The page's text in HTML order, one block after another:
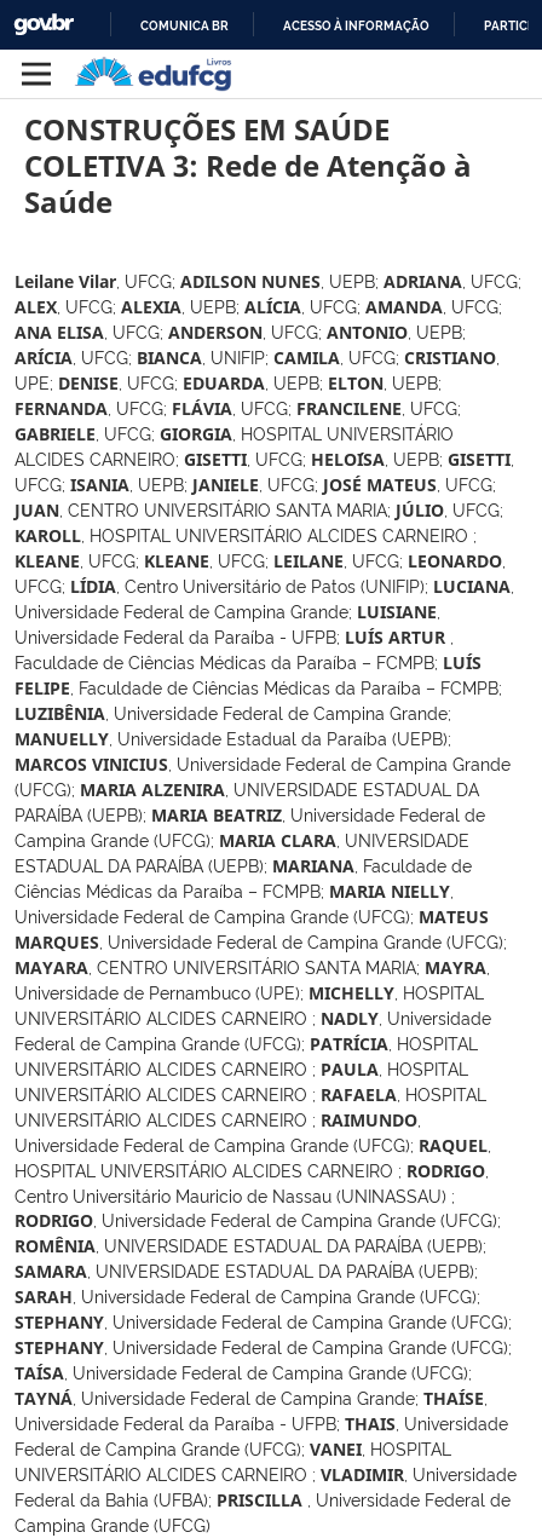
O
COMUNICA BR ACESSO À INFORMAÇÃO
CONSTRUÇÕES EM SAÚDE
COLETIVA 3: Rede de Atenção à
Saúde
Leilane Vilar, UFCG; ADILSON NUNES UEPB; ADRIANA, UFCG;
ALEX, UFCG; ALEXIA, UEPB; ALÍCIA, UFCG; AMANDA, UFCG;
ANA ELISA, UFCG; ANDERSON, UFCG; ANTONIO, UEPB;
ARÍCIA, UFCG; BIANCA, UNIFIP; CAMILA, UFCG; CRISTIANO,
UPE; DENISE UFCG; EDUARDA, UEPB; ELTON, UEPB;
FERNANDA, UFCG; FLÁVIA, UFCG; FRANCILENE UFCG;
GABRIELE UFCG; GIORGIA, HOSPITAL UNIVERSITÁRIO
ALCIDES CARNEIRO; GISETTI, UFCG; HELO´ISA, UEPB; GISETTI,
UFCG; ISANIA, UEPB; JANIELE UFCG; JOSÉ MATEUS UFCG;
JUAN, CENTRO UNIVERSITÁRIO SANTA MARIA; JÚLIO, UFCG;
KAROLL, HOSPITAL UNIVERSITÁRIO ALCIDES CARNEIRO ;
KLEANE UFCG; KLEANE UFCG; LEILANE UFCG; LEONARDO,
UFCG; LÍDIA, Centro Universitário de Patos (UNIFIP); LUCIANA,
Universidade Federal de Campina Grande; LUISIANE
Universidade Federal da Paraíba - UFPB; LUÍS ARTUR
Faculdade de Ciências Médicas da Paraíba – FCMPB; LUÍS
FELIPE Faculdade de Ciências Médicas da Paraíba – FCMPB;
LUZIBÊNIA, Universidade Federal de Campina Grande;
MANUELLY, Universidade Estadual da Paraíba (UEPB);
MARCOS VINICIUS Universidade Federal de Campina Grande
(UFCG); MARIA ALZENIRA, UNIVERSIDADE ESTADUAL DA
PARAÍBA (UEPB); MARIA BEATRIZ, Universidade Federal de
Campina Grande (UFCG); MARIA CLARA, UNIVERSIDADE
ESTADUAL DA PARAÍBA (UEPB); MARIANA, Faculdade de
Ciências Médicas da Paraíba – FCMPB; MARIA NIELLY,
Universidade Federal de Campina Grande (UFCG); MATEUS
MARQUES Universidade Federal de Campina Grande (UFCG);
MAYARA, CENTRO UNIVERSITÁRIO SANTA MARIA; MAYRA,
Universidade de Pernambuco (UPE); MICHELLY, HOSPITAL
UNIVERSITÁRIO ALCIDES CARNEIRO ; NADLY, Universidade
Federal de Campina Grande (UFCG); PATRÍCIA, HOSPITAL
UNIVERSITÁRIO ALCIDES CARNEIRO ; PAULA, HOSPITAL
UNIVERSITÁRIO ALCIDES CARNEIRO ; RAFAELA, HOSPITAL
UNIVERSITÁRIO ALCIDES CARNEIRO ; RAIMUNDO,
Universidade Federal de Campina Grande (UFCG); RAQUEL,
HOSPITAL UNIVERSITÁRIO ALCIDES CARNEIRO ; RODRIGO,
Centro Universitário Mauricio de Nassau (UNINASSAU) ;
RODRIGO, Universidade Federal de Campina Grande (UFCG);
ROMÊNIA, UNIVERSIDADE ESTADUAL DA PARAÍBA (UEPB);
SAMARA, UNIVERSIDADE ESTADUAL DA PARAÍBA (UEPB);
SARAH Universidade Federal de Campina Grande (UFCG);
STEPHANY, Universidade Federal de Campina Grande (UFCG);
STEPHANY, Universidade Federal de Campina Grande (UFCG);
TAÍSA, Universidade Federal de Campina Grande (UFCG);
TAYNÁ, Universidade Federal de Campina Grande; THAÍSE
Universidade Federal da Paraíba - UFPB; THAIS Universidade
Federal de Campina Grande (UFCG); VANEI, HOSPITAL
UNIVERSITÁRIO ALCIDES CARNEIRO ; VLADIMIR, Universidade
Federal da Bahia (UFBA); PRISCILLA
Universidade Federal de
Campina Grande (UFCG)